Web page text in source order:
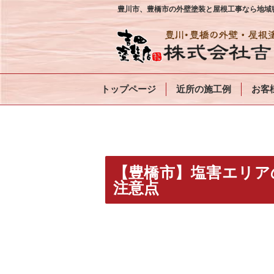
豊川市、豊橋市の外壁塗装と屋根工事なら地域
トップページ 近所の施工例 お客
【豊橋市】塩害エリ
注意点